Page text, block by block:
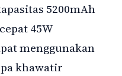
5200mAh
45W
menggunakan
khawatir